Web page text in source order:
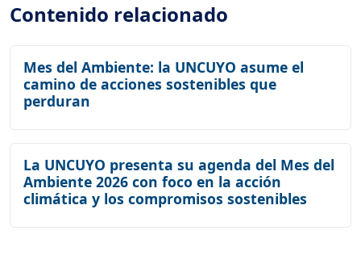
Contenido relacionado
Mes del Ambiente: la UNCUYO asume el
camino de acciones sostenibles que
perduran
La UNCUYO presenta su agenda del Mes del
Ambiente 2026 con foco en la acción
climática y los compromisos sostenibles